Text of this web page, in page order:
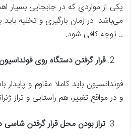
یکی از مواردی که در جابجایی بسیار
می‌باشد. در زمان بارگیری و تخلیه باید به
.. توجه کافی شود.
قرار گرفتن دستگاه روی فونداسیون
فوندانسیون باید کاملا مقاوم و
و در مواقع تغییر، هم راستایی و تراز
تراز بودن محل قرار گرفتن شاسی